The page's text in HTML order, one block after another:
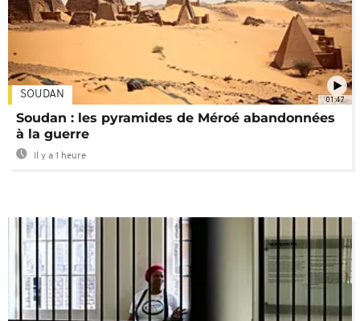
01:47
SOUDAN
Soudan : les pyramides de Méroé abandonnées
à la guerre
Il y a 1 heure